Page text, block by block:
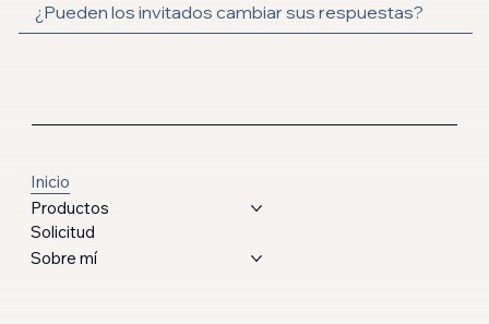
¿Pueden los invitados cambiar sus respuestas?
Inicio
Productos
Solicitud
Sobre mí